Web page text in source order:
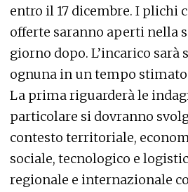
entro il 17 dicembre. I plichi
offerte saranno aperti nella
giorno dopo. L’incarico sarà
ognuna in un tempo
La prima riguarderà le
particolare si dovranno
contesto territoriale,
sociale, tecnologico e
regionale e internazionale